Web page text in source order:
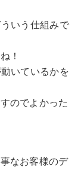
いう仕組みで
！
いているかを
のでよかった
なお客様のデ